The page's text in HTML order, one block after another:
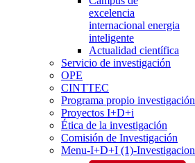
excelencia
internacional energia
inteligente
Actualidad científica
Servicio de investigación
OPE
CINTTEC
Programa propio investigación
Proyectos I+D+i
Ética de la investigación
Comisión de Investigación
Menu-I+D+I (1)-Investigacion